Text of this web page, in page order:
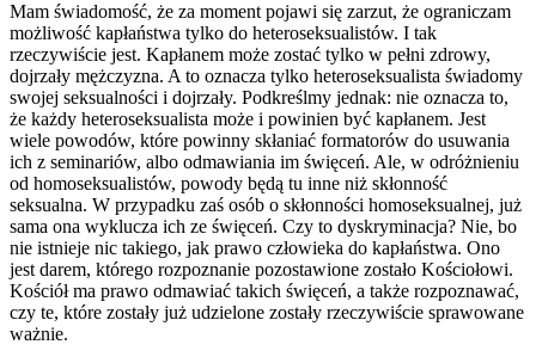
Mam świadomość, że za moment pojawi się zarzut, że ograniczam
możliwość kapłaństwa tylko do heteroseksualistów. I tak
rzeczywiście jest. Kapłanem może zostać tylko w pełni zdrowy,
dojrzały mężczyzna. A to oznacza tylko heteroseksualista świadomy
swojej seksualności i dojrzały. Podkreślmy jednak: nie oznacza to,
że każdy heteroseksualista może i powinien być kapłanem. Jest
wiele powodów, które powinny skłaniać formatorów do usuwania
ich z seminariów, albo odmawiania im święceń. Ale, w odróżnieniu
od homoseksualistów, powody będą tu inne niż skłonność
seksualna. W przypadku zaś osób o skłonności homoseksualnej, już
sama ona wyklucza ich ze święceń. Czy to dyskryminacja? Nie, bo
nie istnieje nic takiego, jak prawo człowieka do kapłaństwa. Ono
jest darem, którego rozpoznanie pozostawione zostało Kościołowi.
Kościół ma prawo odmawiać takich święceń, a także rozpoznawać,
czy te, które zostały już udzielone zostały rzeczywiście sprawowane
ważnie.